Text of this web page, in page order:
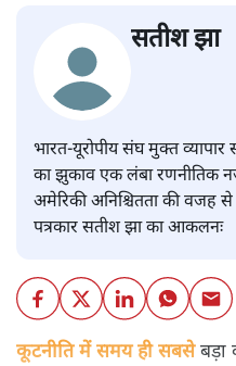
सतीश झा
भारत-यूरोपीय संघ मुक्त
का झुकाव एक लंबा रणनीतिक
अमेरिकी अनिश्चितता की वजह
पत्रकार सतीश झा का आकलनः
कूटनीति में समय ही सबसेबड़ा